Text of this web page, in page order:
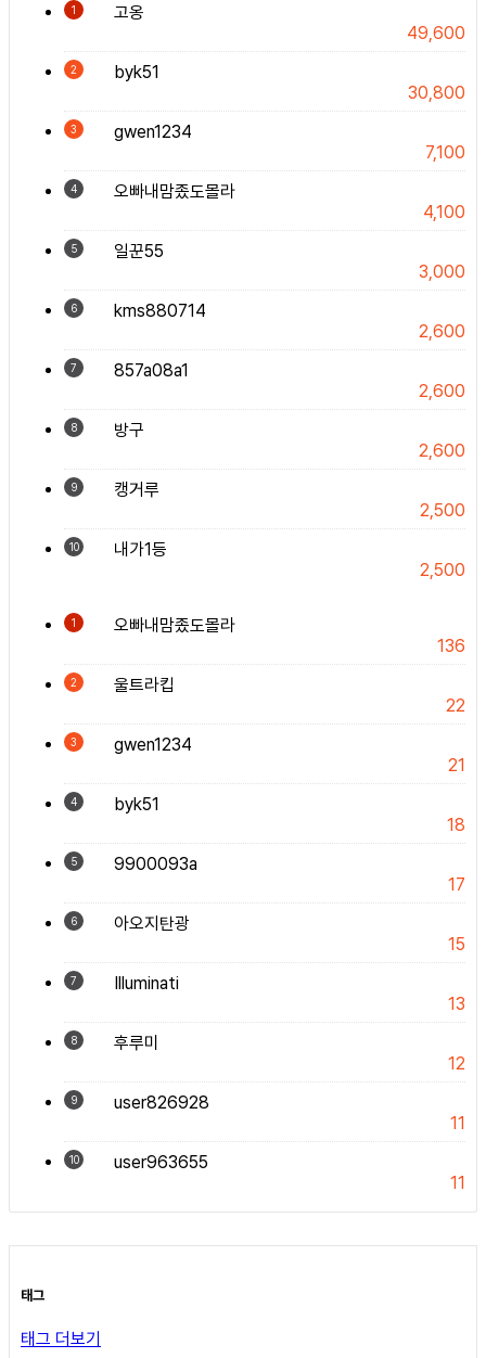
1
고옹
49,600
2
byk51
30,800
3
gwen1234
7,100
4
오빠내맘좄도몰라
4,100
5
일꾼55
3,000
6
kms880714
2,600
7
857a08a1
2,600
8
방구
2,600
9
캥거루
2,500
10
내가1등
2,500
1
오빠내맘좄도몰라
136
2
울트라킵
22
3
gwen1234
21
4
byk51
18
5
9900093a
17
6
아오지탄광
15
7
Illuminati
13
8
후루미
12
9
user826928
11
10
user963655
11
태그
태그 더보기